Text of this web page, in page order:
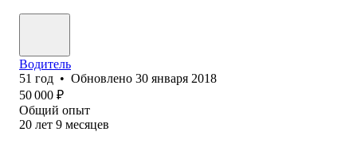
Водитель
51 год • Обновлено 30 января 2018
50 000 ₽
Общий опыт
20 лет 9 месяцев